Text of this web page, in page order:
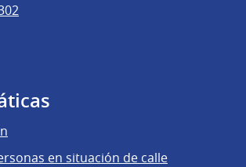
en situación de calle